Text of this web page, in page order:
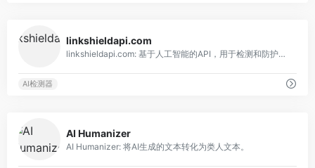
linkshieldapi.com
linkshieldapi.com: 基于人工智能的API，用于检测和防护恶意URL。
AI检测器
AI Humanizer
AI Humanizer: 将AI生成的文本转化为类人文本。